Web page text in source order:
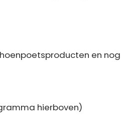
en nog
hierboven)